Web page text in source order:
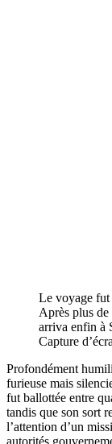
Le voyage fut
Après plus
arriva enfin à
Capture
Profondément
furieuse mais
fut ballottée entre
tandis que son sort
l’attention d’un
autorités